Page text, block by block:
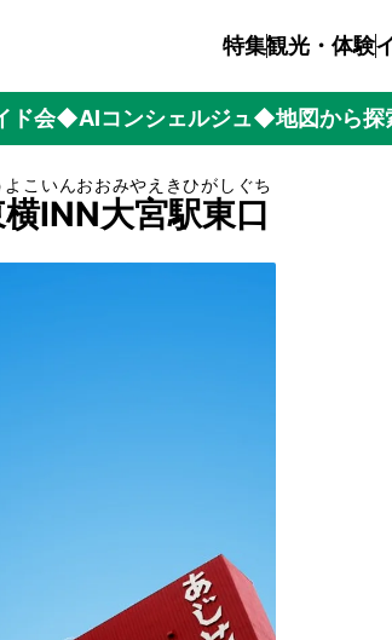
特集観光・体験
ド会◆AIコンシェルジュ◆地図から探
INN大宮駅東口
よこいんおおみやえきひがしぐち